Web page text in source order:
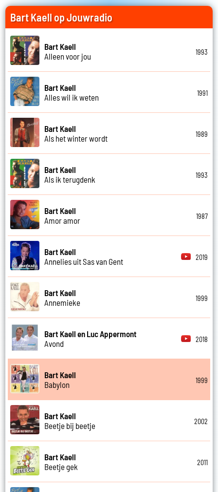
Bart Kaell op Jouwradio
Bart Kaell
Alleen voor jou
1993
Bart Kaell
Alles wil ik weten
1991
Bart Kaell
Als het winter wordt
1989
Bart Kaell
Als ik terugdenk
1993
Bart Kaell
Amor amor
1987
Bart Kaell
Annelies uit Sas van Gent
2019
Bart Kaell
Annemieke
1999
Bart Kaell en Luc Appermont
Avond
2018
Bart Kaell
Babylon
1999
Bart Kaell
Beetje bij beetje
2002
Bart Kaell
Beetje gek
2011